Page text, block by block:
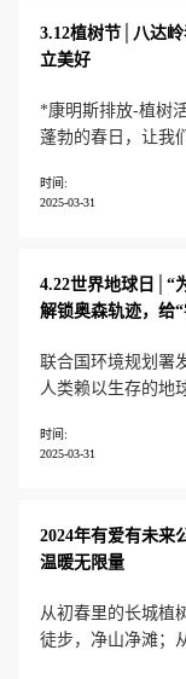
3.12植树节│八达
立美好
*康明斯排放-植树
蓬勃的春日，让我
目标，支持企业员
时间:
2025-03-31
4.22世界地球日│“
解锁奥森轨迹，给
联合国环境规划署
人类赖以生存的地
将于2050年超过鱼
时间:
2025-03-31
2024年有爱有未来
温暖无限量
从初春里的长城植
徒步，净山净滩；